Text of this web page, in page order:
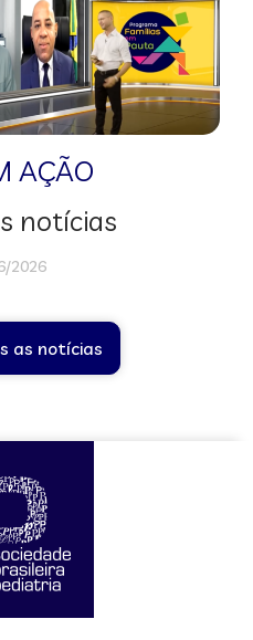
AÇÃO
notícias
2026
as notícias